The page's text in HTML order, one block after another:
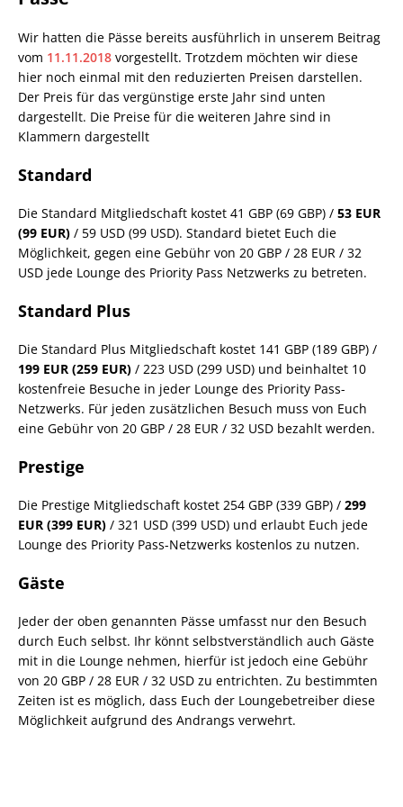
Wir hatten die Pässe bereits ausführlich in unserem Beitrag
vom 11.11.2018 vorgestellt. Trotzdem möchten wir diese
hier noch einmal mit den reduzierten Preisen darstellen.
Der Preis für das vergünstige erste Jahr sind unten
dargestellt. Die Preise für die weiteren Jahre sind in
Klammern dargestellt
Standard
Die Standard Mitgliedschaft kostet 41 GBP (69 GBP) / 53 EUR
(99 EUR) / 59 USD (99 USD). Standard bietet Euch die
Möglichkeit, gegen eine Gebühr von 20 GBP / 28 EUR / 32
USD jede Lounge des Priority Pass Netzwerks zu betreten.
Standard Plus
Die Standard Plus Mitgliedschaft kostet 141 GBP (189 GBP) /
199 EUR (259 EUR) / 223 USD (299 USD) und beinhaltet 10
kostenfreie Besuche in jeder Lounge des Priority Pass-
Netzwerks. Für jeden zusätzlichen Besuch muss von Euch
eine Gebühr von 20 GBP / 28 EUR / 32 USD bezahlt werden.
Prestige
Die Prestige Mitgliedschaft kostet 254 GBP (339 GBP) / 299
EUR (399 EUR) / 321 USD (399 USD) und erlaubt Euch jede
Lounge des Priority Pass-Netzwerks kostenlos zu nutzen.
Gäste
Jeder der oben genannten Pässe umfasst nur den Besuch
durch Euch selbst. Ihr könnt selbstverständlich auch Gäste
mit in die Lounge nehmen, hierfür ist jedoch eine Gebühr
von 20 GBP / 28 EUR / 32 USD zu entrichten. Zu bestimmten
Zeiten ist es möglich, dass Euch der Loungebetreiber diese
Möglichkeit aufgrund des Andrangs verwehrt.